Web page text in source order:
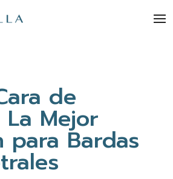
de
La Mejor
para Bardas